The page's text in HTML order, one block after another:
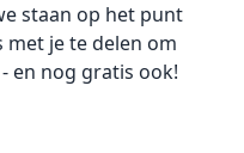
staan op het punt
met je te delen om
en nog gratis ook!